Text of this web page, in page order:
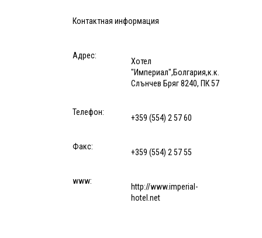
Контактная информация
Адрес:
Хотел
"Империал",Болгария,к.к.
Слънчев Бряг 8240, ПК 57
Телефон:
+359 (554) 2 57 60
Факс:
+359 (554) 2 57 55
www:
http://www.imperial-
hotel.net